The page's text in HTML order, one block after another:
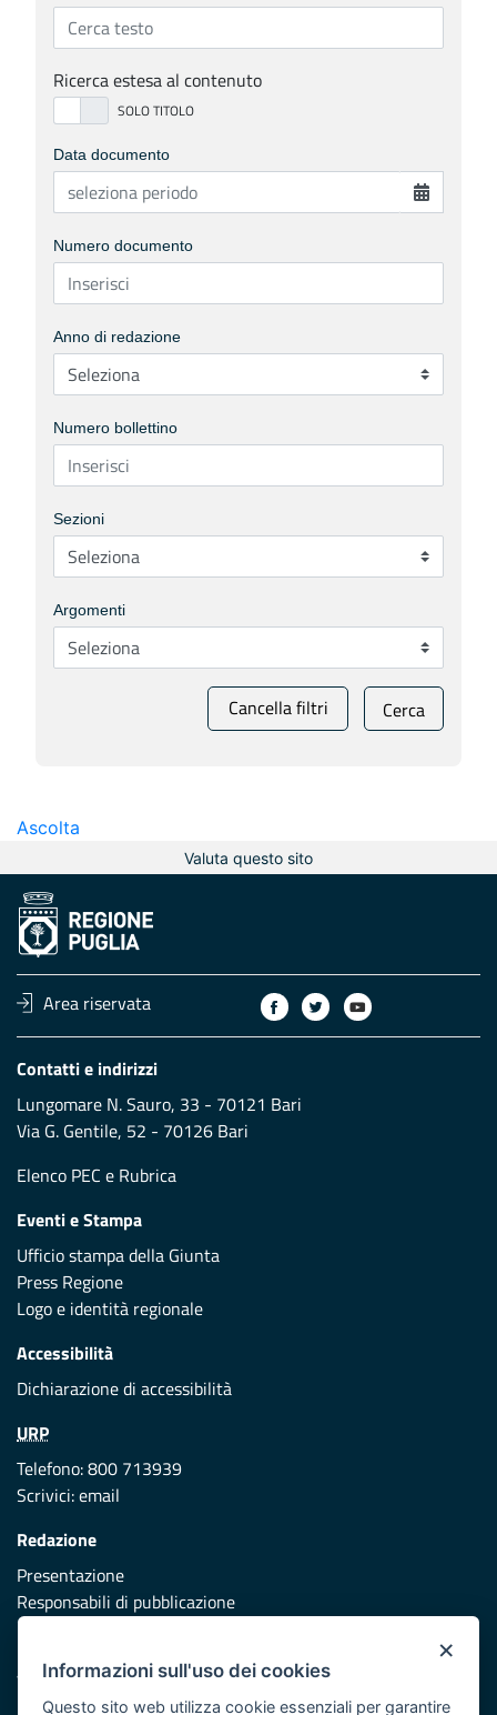
Ricerca estesa al contenuto
Data documento
Numero documento
Anno di redazione
Numero bollettino
Sezioni
Argomenti
Cancella filtri Cerca
Ascolta
Valuta questo sito
Area riservata
Contatti e indirizzi
Lungomare N. Sauro, 33 - 70121 Bari
Via G. Gentile, 52 - 70126 Bari
Elenco PEC e Rubrica
Eventi e Stampa
Ufficio stampa della Giunta
Press Regione
Logo e identità regionale
Accessibilità
Dichiarazione di accessibilità
URP
Telefono: 800 713939
Scrivici:email
Redazione
Presentazione
Responsabili di pubblicazione
Vai al sito di Protezione Civile Puglia
×
Informazioni sull'uso dei cookies
Questo sito web utilizza cookie essenziali per garantire